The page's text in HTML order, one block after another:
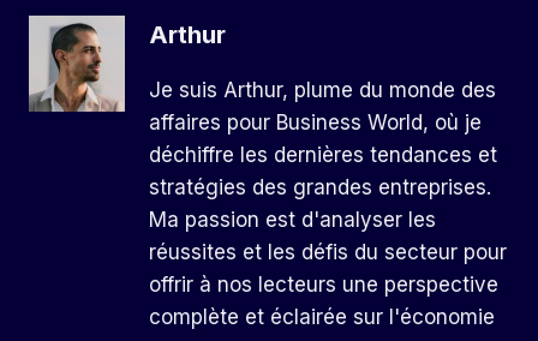
Arthur
Je suis Arthur, plume du monde des
affaires pour Business World, où je
déchiffre les dernières tendances et
stratégies des grandes entreprises.
Ma passion est d'analyser les
réussites et les défis du secteur pour
offrir à nos lecteurs une perspective
complète et éclairée sur l'économie